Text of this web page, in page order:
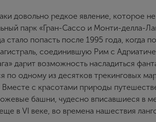
довольно редкое явление, которое
парк «Гран-Сассо и Монти-делла-
попасть после 1995 года, когда
соединившую Рим с
дарит возможность насладиться
по одному из десятков трекинговых
с красотами природы
башни, чудесно вписавшиеся в
в VI веке, во времена нашествия